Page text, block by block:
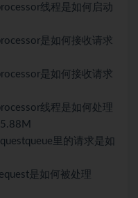
线程是如何启动
是如何接收请求
是如何接收请求
线程是如何处理
里的请求是如
是如何被处理